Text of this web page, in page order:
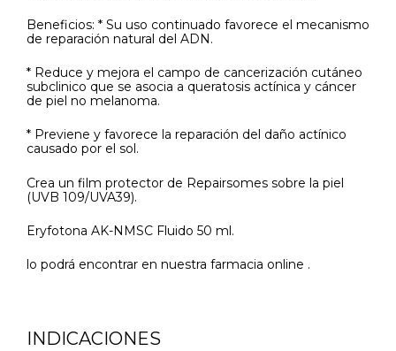
Beneficios: * Su uso continuado favorece el mecanismo
de reparación natural del ADN.
* Reduce y mejora el campo de cancerización cutáneo
subclinico que se asocia a queratosis actínica y cáncer
de piel no melanoma.
* Previene y favorece la reparación del daño actínico
causado por el sol.
Crea un film protector de Repairsomes sobre la piel
(UVB 109/UVA39).
Eryfotona AK-NMSC Fluido 50 ml.
lo podrá encontrar en nuestra farmacia online .
INDICACIONES